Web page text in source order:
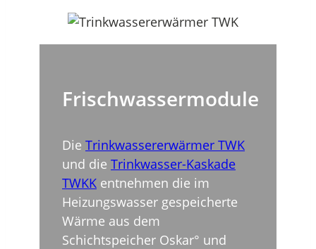
Frischwassermodule
Die Trinkwassererwärmer TWK
und die Trinkwasser-Kaskade
TWKK entnehmen die im
Heizungswasser gespeicherte
Wärme aus dem
Schichtspeicher Oskar° und